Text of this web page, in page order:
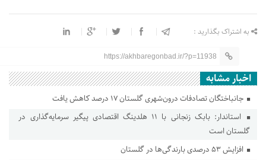
به اشتراک بگذارید :
https://akhbaregonbad.ir/?p=11938
اخبار مشابه
جانباختگان تصادفات درون‌شهری گلستان ۱۷ درصد کاهش یافت
استاندار: بابک زنجانی با ۱۱ هلدینگ اقتصادی پیگیر سرمایه‌گذاری در
گلستان است
افزایش ۵۳ درصدی بارندگی‌ها در گلستان